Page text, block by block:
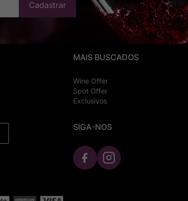
Cadastrar
MAIS BUSCADOS
Wine Offer
Spot Offer
Exclusivos
SIGA-NOS